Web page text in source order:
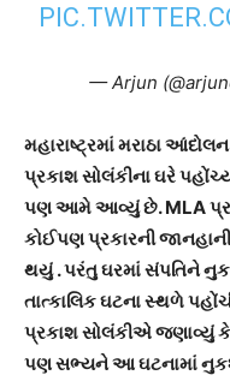
— Arjun
મહારાષ્ટ્રમાં મરાઠા
પ્રકાશ સોલંકીના ઘરે
પણ આમે આવ્યું છે. MLA
કોઈપણ પ્રકારની
થયું . પરંતુ ઘરમાં સંપતિને
તાત્કાલિક ઘટના સ્થળે
પ્રકાશ સોલંકીએ જણાવ્યું કે
પણ સભ્યને આ ઘટનામાં